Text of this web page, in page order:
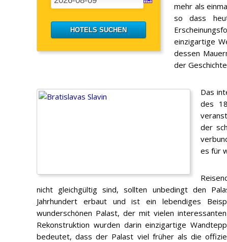
mehr als
so dass
einzigartige
dessen
der
Das
des
der
es für
nicht gleichgültig sind, sollten unbedingt den
Jahrhundert erbaut und ist ein lebendiges
wunderschönen Palast, der mit vielen
Rekonstruktion wurden darin einzigartige
bedeutet, dass der Palast viel früher als die